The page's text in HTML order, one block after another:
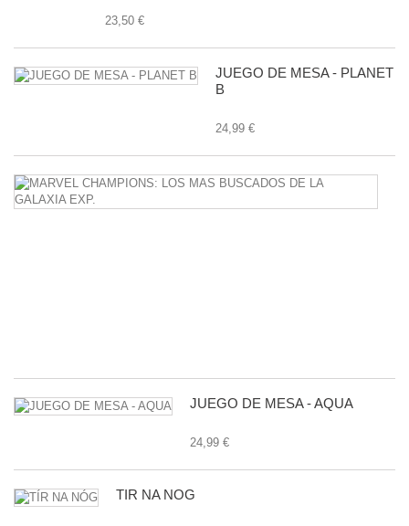
23,50 €
JUEGO DE MESA - PLANET
B
24,99 €
JUEGO DE MESA - AQUA
24,99 €
TÍR NA NÓG